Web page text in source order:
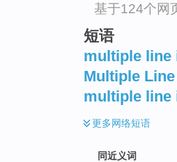
基于124个网
短语
multiple line
Multiple
multiple line
更多网络短语
同近义词